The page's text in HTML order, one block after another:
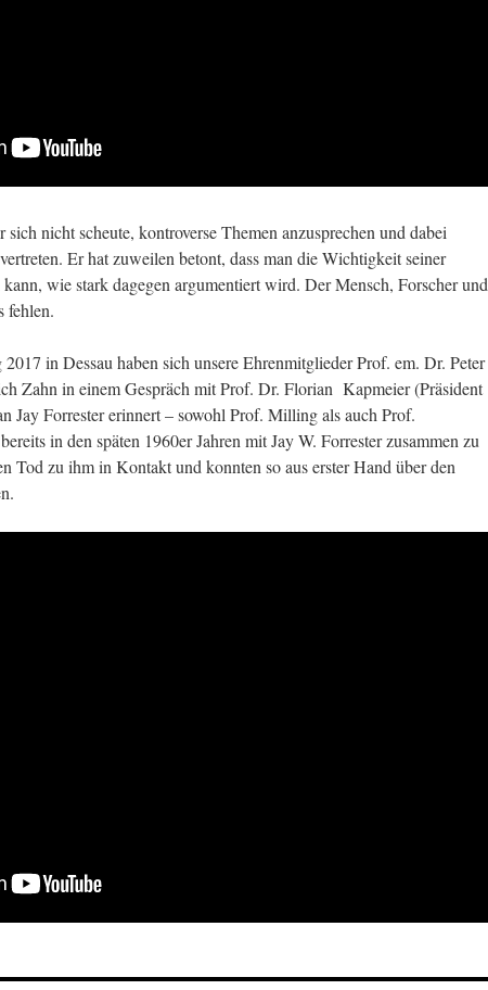
nicht scheute, kontroverse Themen anzusprechen und dabei
Er hat zuweilen betont, dass man die Wichtigkeit seiner
wie stark dagegen argumentiert wird. Der Mensch, Forscher und
fehlen.
in Dessau haben sich unsere Ehrenmitglieder Prof. em. Dr. Peter
Zahn in einem Gespräch mit Prof. Dr. Florian Kapmeier (Präsident
Jay Forrester erinnert – sowohl Prof. Milling als auch Prof.
in den späten 1960er Jahren mit Jay W. Forrester zusammen zu
Tod zu ihm in Kontakt und konnten so aus erster Hand über den